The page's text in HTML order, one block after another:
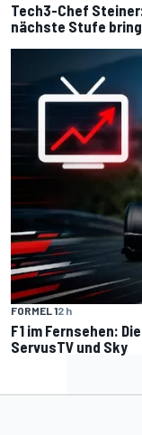
Tech3-Chef
nächste Stufe
FORMEL 12 h
F1 im Fernsehen:
ServusTV und Sky